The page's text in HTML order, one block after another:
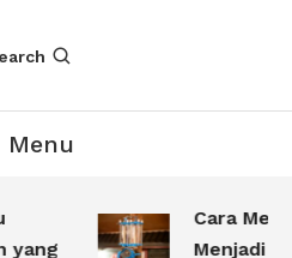
Menu
Cara
Menjadi